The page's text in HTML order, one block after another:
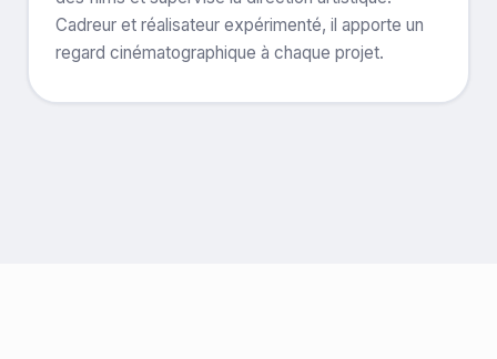
Cadreur et réalisateur expérimenté, il apporte un
regard cinématographique à chaque projet.